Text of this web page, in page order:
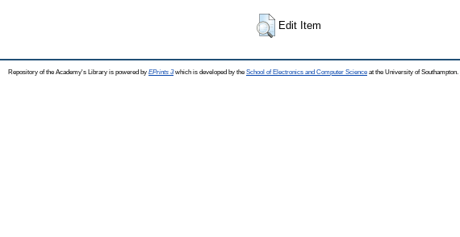
Edit Item
Repository of the Academy's Library is powered by EPrints 3which is developed by the School of Electronics and Computer Science at the University of Southampton.